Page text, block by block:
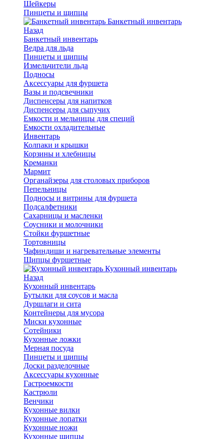
Шейкеры
Пинцеты и щипцы
Банкетный инвентарь
Назад
Банкетный инвентарь
Ведра для льда
Пинцеты и щипцы
Измельчители льда
Подносы
Аксессуары для фуршета
Вазы и подсвечники
Диспенсеры для напитков
Диспенсеры для сыпучих
Емкости и мельницы для специй
Емкости охладительные
Инвентарь
Колпаки и крышки
Корзины и хлебницы
Креманки
Мармит
Органайзеры для столовых приборов
Пепельницы
Подносы и витрины для фуршета
Подсалфетники
Сахарницы и масленки
Соусники и молочники
Стойки фуршетные
Тортовницы
Чафиндиши и нагревательные элементы
Щипцы фуршетные
Кухонный инвентарь
Назад
Кухонный инвентарь
Бутылки для соусов и масла
Дуршлаги и сита
Контейнеры для мусора
Миски кухонные
Сотейники
Кухонные ложки
Мерная посуда
Пинцеты и щипцы
Доски разделочные
Аксессуары кухонные
Гастроемкости
Кастрюли
Венчики
Кухонные вилки
Кухонные лопатки
Кухонные ножи
Кухонные щипцы